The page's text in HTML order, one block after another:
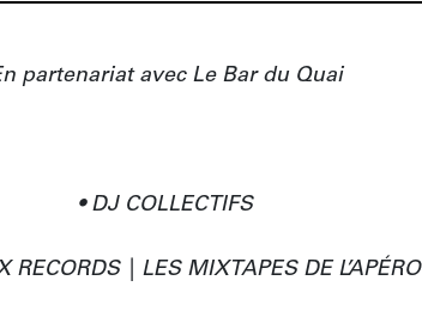
partenariat avec Le Bar du Quai
• DJ COLLECTIFS
RECORDS | LES MIXTAPES DE L’APÉRO